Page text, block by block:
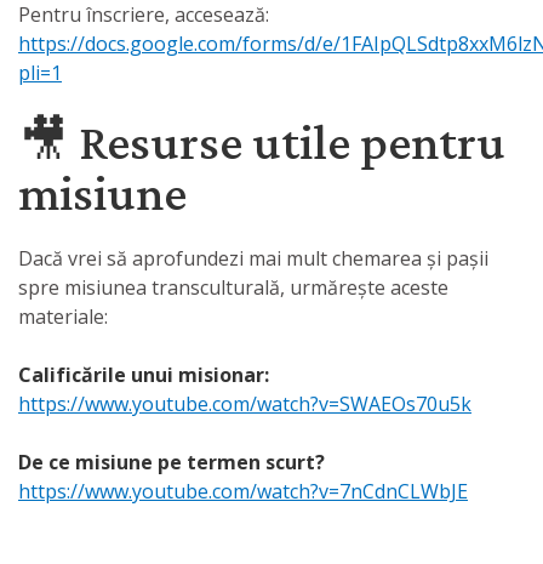
Pentru înscriere, accesează:
https://docs.google.com/forms/d/e/
pli=1
🎥 Resurse utile pentru
misiune
Dacă vrei să aprofundezi mai mult chemarea și pașii
spre misiunea transculturală, urmărește aceste
materiale:
Calificările unui misionar:
https://www.youtube.com/watch?v=SWAEOs70u5k
De ce misiune pe termen scurt?
https://www.youtube.com/watch?v=7nCdnCLWbJE